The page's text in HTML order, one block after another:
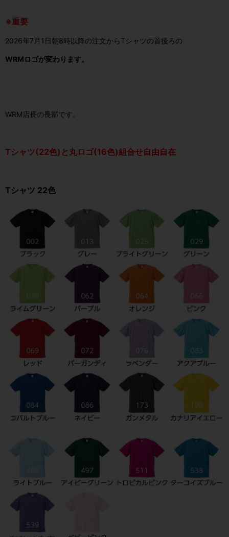
※重要
2026年7月1日朝8時以降の注文からTシャツの首後ろの
WRMロゴが変わります。
WRM店長の長部です。
Tシャツ(22色)と丸ロゴ(16色)組合せ自由自在
Tシャツ 22色